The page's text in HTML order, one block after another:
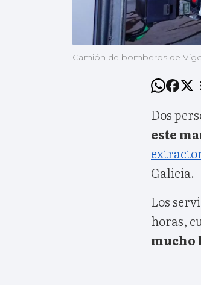
Camión de bomberos de
Dos
este
Galicia.
Los
horas,
mucho